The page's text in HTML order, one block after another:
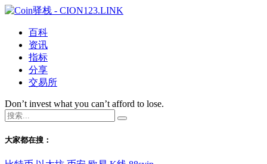
百科
资讯
指标
分享
交易所
Don’t invest what you can’t afford to lose.
大家都在搜：